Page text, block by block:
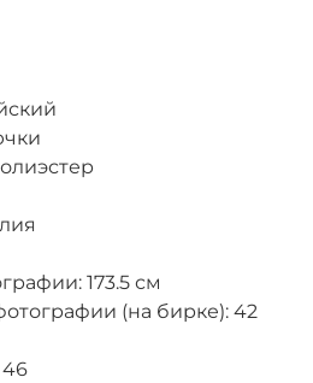
173.5 см
(на бирке): 42